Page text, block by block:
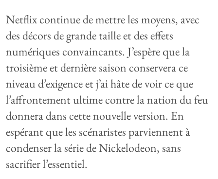
Netflix continue de mettre les moyens, avec
des décors de grande taille et des effets
numériques convaincants. J’espère que la
troisième et dernière saison conservera ce
niveau d’exigence et j’ai hâte de voir ce que
l’affrontement ultime contre la nation du feu
donnera dans cette nouvelle version. En
espérant que les scénaristes parviennent à
condenser la série de Nickelodeon, sans
sacrifier l’essentiel.